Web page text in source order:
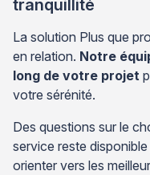
tranquillité
La solution Plus que
en relation. Notre
long de votre projet
votre sérénité.
Des questions sur le
service reste
orienter vers les